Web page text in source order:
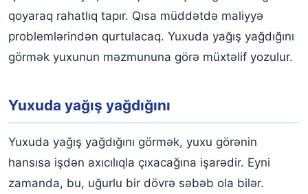
Yuxuda qırmızı yağış görmək
Yuxuda qara yağış görmək
Yuxuda hər yerə yağış yağdığını və bir yerin belə boş
Yuxuda yağış duası görmək
qoyaraq rahatlıq tapır. Qısa müddətdə maliyyə
problemlərindən qurtulacaq. Yuxuda yağış yağdığını
görmək yuxunun məzmununa görə müxtəlif yozulur.
Yuxuda yağış yağdığını
Yuxuda yağış yağdığını görmək, yuxu görənin
hansısa işdən axıcılıqla çıxacağına işarədir. Eyni
zamanda, bu, uğurlu bir dövrə səbəb ola bilər.